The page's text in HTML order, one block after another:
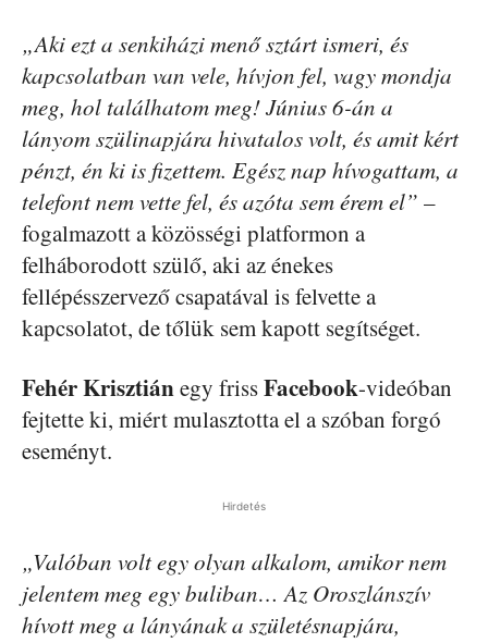
„Aki ezt a senkiházi menő sztárt ismeri, és
kapcsolatban van vele, hívjon fel, vagy mondja
meg, hol találhatom meg! Június 6-án a
lányom szülinapjára hivatalos volt, és amit kért
pénzt, én ki is fizettem. Egész nap hívogattam, a
telefont nem vette fel, és azóta sem érem el” –
fogalmazott a közösségi platformon a
felháborodott szülő, aki az énekes
fellépésszervező csapatával is felvette a
kapcsolatot, de tőlük sem kapott segítséget.
Fehér Krisztiánegy frissFacebook-videóban
fejtette ki, miért mulasztotta el a szóban forgó
eseményt.
Hirdetés
„Valóban volt egy olyan alkalom, amikor nem
jelentem meg egy buliban… Az Oroszlánszív
hívott meg a lányának a születésnapjára,